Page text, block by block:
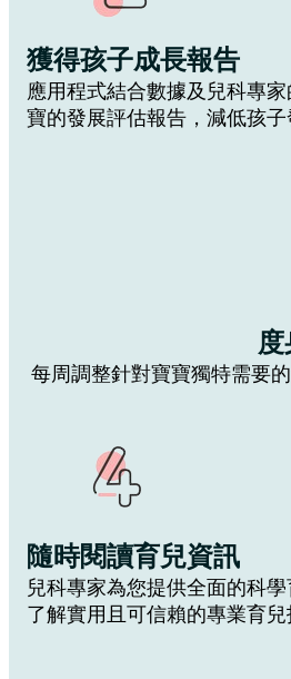
獲得孩子成長報告
應用程式結合數據及兒科專
寶的發展評估報告，減低孩
每周調整針對寶寶獨特需要
隨時閱讀育兒資訊
兒科專家為您提供全面的科
了解實用且可信賴的專業育